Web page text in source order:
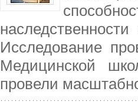
Исследование
Медицинской
провели